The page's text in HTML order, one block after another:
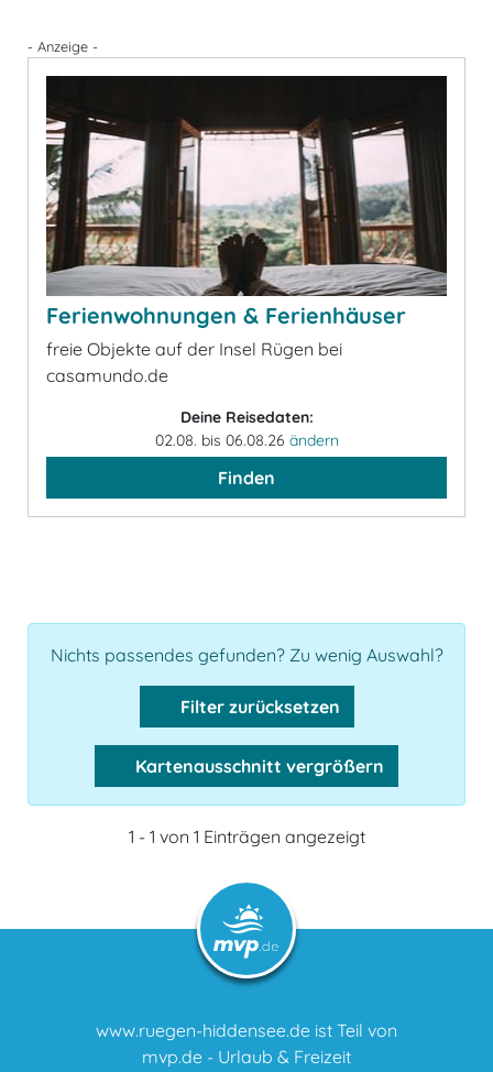
- Anzeige -
Ferienwohnungen & Ferienhäuser
freie Objekte auf der Insel Rügen bei
casamundo.de
Deine Reisedaten:
02.08. bis 06.08.26 ändern
Finden
Nichts passendes gefunden? Zu wenig Auswahl?
Filter zurücksetzen
Kartenausschnitt vergrößern
1 - 1 von 1 Einträgen angezeigt
www.ruegen-hiddensee.de ist Teil von
mvp.de - Urlaub & Freizeit